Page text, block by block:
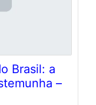
Brasil: a
–